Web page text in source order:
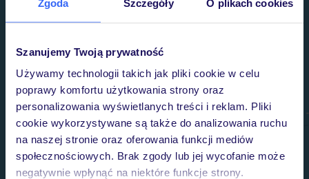
Zgoda Szczegóły O plikach cookies
Szanujemy Twoją prywatność
Używamy technologii takich jak pliki cookie w celu
poprawy komfortu użytkowania strony oraz
personalizowania wyświetlanych treści i reklam. Pliki
cookie wykorzystywane są także do analizowania ruchu
na naszej stronie oraz oferowania funkcji mediów
społecznościowych. Brak zgody lub jej wycofanie może
negatywnie wpłynąć na niektóre funkcje strony.